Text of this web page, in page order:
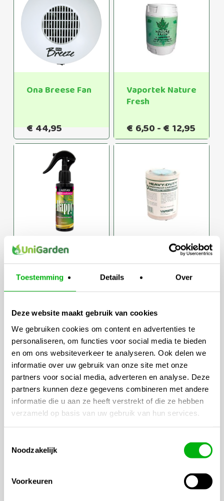
Toestemming Details Over
Deze website maakt gebruik van cookies
We gebruiken cookies om content en advertenties te
personaliseren, om functies voor social media te bieden
en om ons websiteverkeer te analyseren. Ook delen we
informatie over uw gebruik van onze site met onze
partners voor social media, adverteren en analyse. Deze
partners kunnen deze gegevens combineren met andere
informatie die u aan ze heeft verstrekt of die ze hebben
verzameld op basis van uw gebruik van hun services.
Noodzakelijk
Voorkeuren
Ona Breese Fan
€44,95
Vaportek Nature
Fresh
€ 6,50-€ 12,95
€6,50
tot
Airfan Spray
100ml
22,50
Vaportek Heavy
Duty stand alone
| 900m³
119,95
Geurverfrissers
Binnen ruimtes waar ventilatie, luchtcirculatie en
klimaatregeling belangrijk zijn, worden geurverfrissers vaak
gebruikt om ongewenste geuren effectief te neutraliseren. In
tegenstelling tot standaard luchtverfrissers richten
professionele geurproducten zich niet alleen op het maskeren
van geuren, maar vooral op het actief verminderen en
neutraliseren ervan. Hierdoor blijft de luchtkwaliteit
gebruikte ruimtes.
beschikbaar, zoals sprays, mist verstuivers en geur gels.